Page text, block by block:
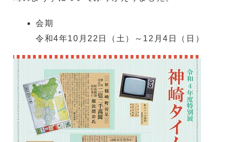
会期
令和4年10月22日（土）～12月4日（日）